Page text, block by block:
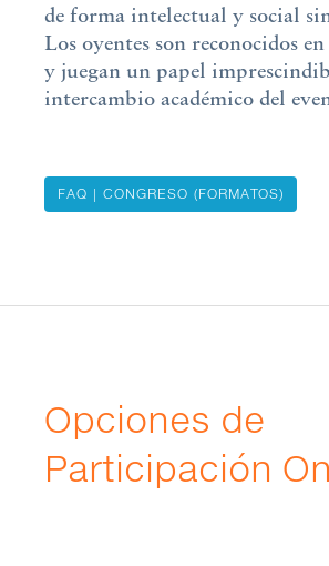
de forma intelectual y social
Los oyentes son reconocidos
y juegan un papel
intercambio académico del
FAQ | CONGRESO (FORMATOS)
Opciones de
Participación